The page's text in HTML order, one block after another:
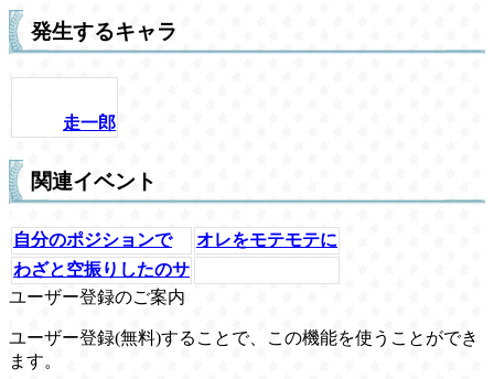
発生するキャラ
走一郎
関連イベント
自分のポジションで
オレをモテモテに
わざと空振りしたのサ
ユーザー登録のご案内
ユーザー登録(無料)することで、この機能を使うことができ
ます。